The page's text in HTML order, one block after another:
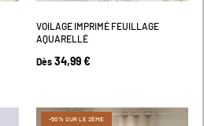
VOILAGE IMPRIMÉ FEUILLAGE
AQUARELLÉ
Dès 34,99 €
-50% SUR LE 2ÈME